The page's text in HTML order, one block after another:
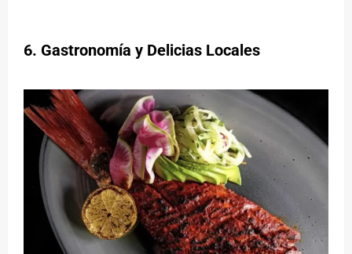
6. Gastronomía y Delicias Locales